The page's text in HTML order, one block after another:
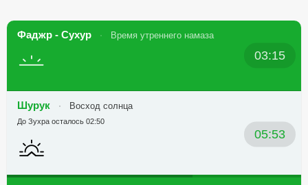
Фаджр - Сухур Время утреннего намаза
03:15
Шурук Восход солнца
05:53
До Зухра осталось 02:50